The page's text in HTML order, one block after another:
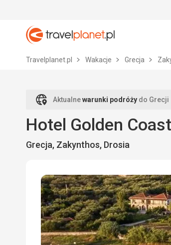
Travelplanet.pl
Travelplanet.pl Wakacje Grecja
Aktualnewarunki podróży do Grecji
Hotel Golden
Grecja, Zakynthos, Drosia